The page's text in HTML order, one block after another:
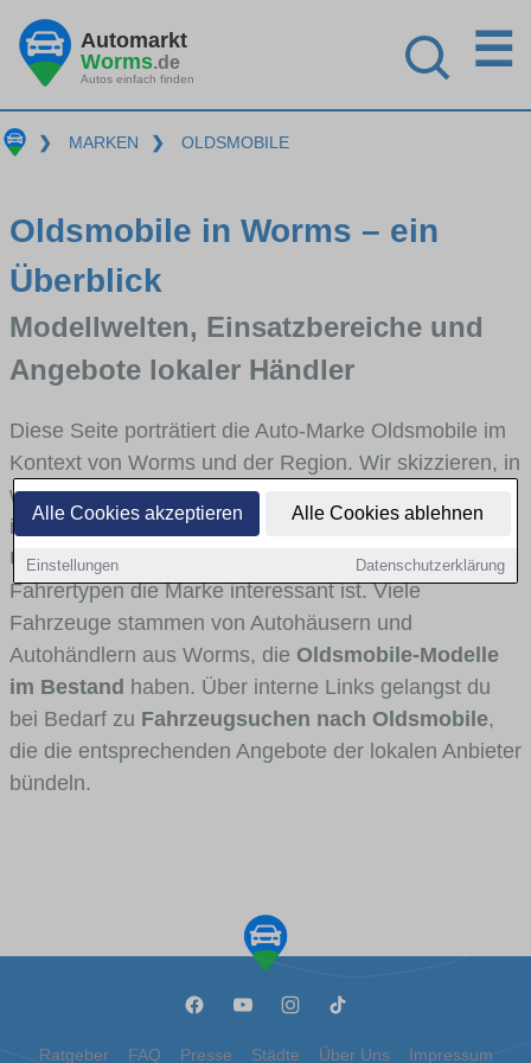
Alle Cookies akzeptieren Alle Cookies ablehnen
Einstellungen Datenschutzerklärung
Automarkt
Worms.de
Autos einfach finden
☰
❯ MARKEN ❯ OLDSMOBILE
Oldsmobile in Worms – ein
Überblick
Modellwelten, Einsatzbereiche und
Angebote lokaler Händler
Diese Seite porträtiert die Auto-Marke Oldsmobile im
Kontext von Worms und der Region. Wir skizzieren, in
welchen Fahrzeugklassen Oldsmobile stark vertreten
ist, welche Modellreihen häufig im Stadt- und
Umlandverkehr zu sehen sind und für welche
Fahrertypen die Marke interessant ist. Viele
Fahrzeuge stammen von Autohäusern und
Autohändlern aus Worms, die Oldsmobile-Modelle
im Bestand haben. Über interne Links gelangst du
bei Bedarf zu Fahrzeugsuchen nach Oldsmobile,
die die entsprechenden Angebote der lokalen Anbieter
bündeln.
Ratgeber FAQ Presse Städte Über Uns Impressum